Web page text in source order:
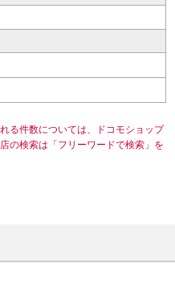
る件数については、ドコモショップ
の検索は「フリーワードで検索」を